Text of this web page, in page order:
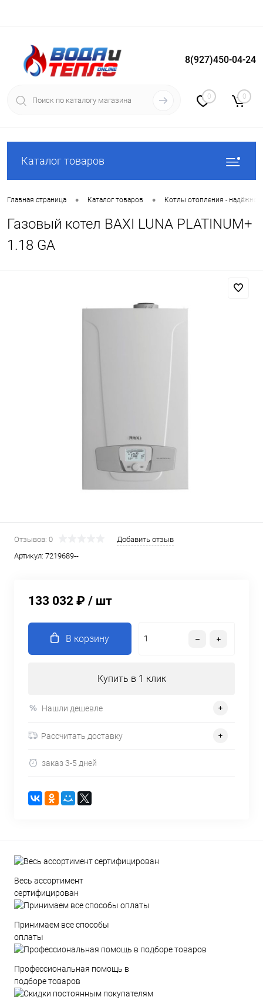
Вход Регистрация
8(927)450-04-24
0 0
Каталог товаров
Главная страница • Каталог товаров • Котлы отопления -
Газовый котел BAXI LUNA PLATINUM+
1.18 GA
Отзывов: 0
Добавить отзыв
Артикул: 7219689--
133 032 ₽ / шт
В корзину
Купить в 1 клик
Нашли дешевле
Рассчитать доставку
заказ 3-5 дней
Весь ассортимент
сертифицирован
Принимаем все способы
оплаты
Профессиональная помощь в
подборе товаров